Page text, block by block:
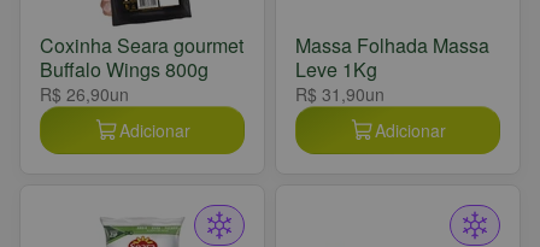
Coxinha Seara gourmet
Buffalo Wings 800g
R$ 26,90un
Adicionar
Massa Folhada Massa
Leve 1Kg
R$ 31,90un
Adicionar